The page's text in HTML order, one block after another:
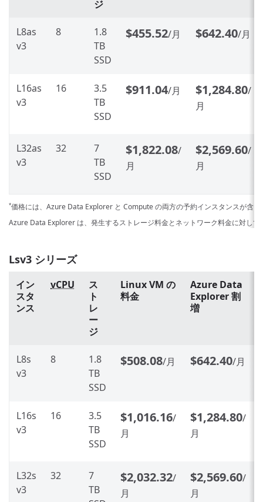
ジ
L8as
v3
8
1.8
TB
SSD
$455.52/月 $642.40/月
L16as
v3
16
3.5
TB
SSD
$911.04/月 $1,284.80/
月
L32as
v3
32
7
TB
SSD
$1,822.08/
月
$2,569.60/
月
*価格には、Azure Data Explorer と Compute の両方の予約インスタンスが含ま
Azure Data Explorer は、発生するストレージ料金とネットワーク料金に対して
Lsv3 シリーズ
イン
スタ
ンス
vCPU
ス
ト
レ
ー
ジ
Linux VM の
料金
Azure Data
Explorer 割
増
L8s
v3
8
1.8
TB
SSD
$508.08/月 $642.40/月
L16s
v3
16
3.5
TB
SSD
$1,016.16/
月
$1,284.80/
月
L32s
v3
32
7
TB
$2,032.32/
月
$2,569.60/
月